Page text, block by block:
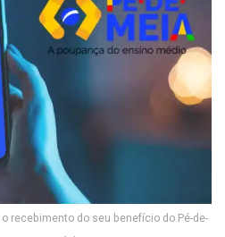
recebimento do seu benefício do Pé-de-